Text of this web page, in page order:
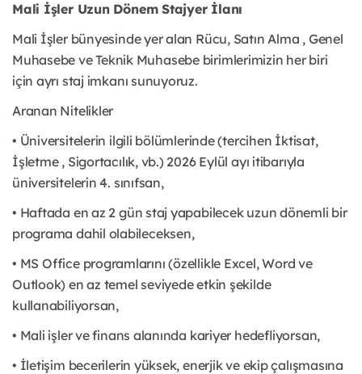
Mali İşler Uzun Dönem Stajyer İlanı
Mali İşler bünyesinde yer alan Rücu, Satın Alma , Genel
Muhasebe ve Teknik Muhasebe birimlerimizin her biri
için ayrı staj imkanı sunuyoruz.
Aranan Nitelikler
• Üniversitelerin ilgili bölümlerinde (tercihen İktisat,
İşletme , Sigortacılık, vb.) 2026 Eylül ayı itibarıyla
üniversitelerin 4. sınıfsan,
• Haftada en az 2 gün staj yapabilecek uzun dönemli bir
programa dahil olabileceksen,
• MS Office programlarını (özellikle Excel, Word ve
Outlook) en az temel seviyede etkin şekilde
kullanabiliyorsan,
• Mali işler ve finans alanında kariyer hedefliyorsan,
• İletişim becerilerin yüksek, enerjik ve ekip çalışmasına